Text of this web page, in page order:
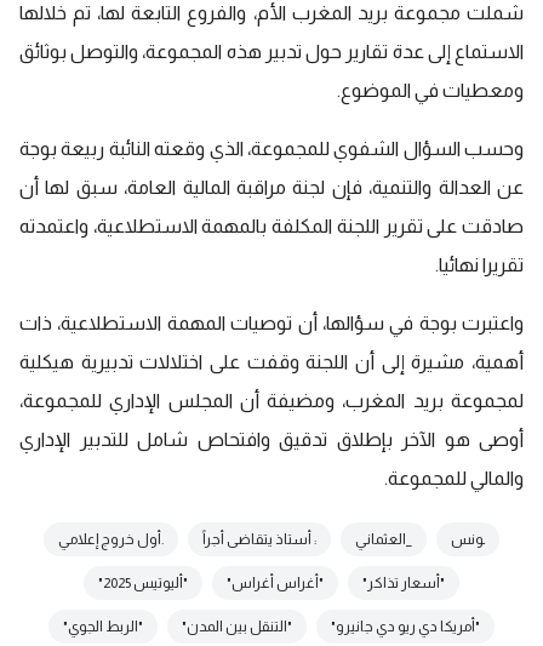
شملت مجموعة بريد المغرب الأم، والفروع التابعة لها، تم خلالها
الاستماع إلى عدة تقارير حول تدبير هذه المجموعة، والتوصل بوثائق
ومعطيات في الموضوع.
وحسب السؤال الشفوي للمجموعة، الذي وقعته النائبة ربيعة بوجة
عن العدالة والتنمية، فإن لجنة مراقبة المالية العامة، سبق لها أن
صادقت على تقرير اللجنة المكلفة بالمهمة الاستطلاعية، واعتمدته
تقريرا نهائيا.
واعتبرت بوجة في سؤالها، أن توصيات المهمة الاستطلاعية، ذات
أهمية، مشيرة إلى أن اللجنة وقفت على اختلالات تدبيرية هيكلية
لمجموعة بريد المغرب، ومضيفة أن المجلس الإداري للمجموعة،
أوصى هو الآخر بإطلاق تدقيق وافتحاص شامل للتدبير الإداري
والمالي للمجموعة.
ـونس _العثماني : أستاذ يتقاضى أجراً .أول خروج إعلامي
"أسعار تذاكر" "أغراس أغراس" "أليوتيس 2025"
"أمريكا دي ريو دي جانيرو" "التنقل بين المدن" "الربط الجوي"